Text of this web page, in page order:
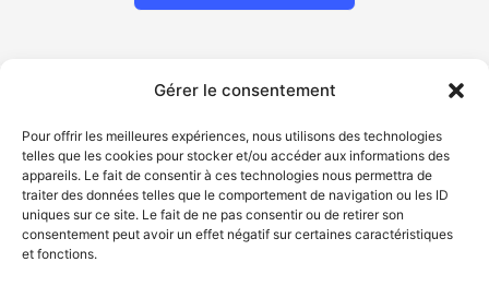
Gérer le consentement
Pour offrir les meilleures expériences, nous utilisons des technologies
telles que les cookies pour stocker et/ou accéder aux informations des
appareils. Le fait de consentir à ces technologies nous permettra de
traiter des données telles que le comportement de navigation ou les ID
uniques sur ce site. Le fait de ne pas consentir ou de retirer son
consentement peut avoir un effet négatif sur certaines caractéristiques
et fonctions.
© Gouvernement du Québec, 2026